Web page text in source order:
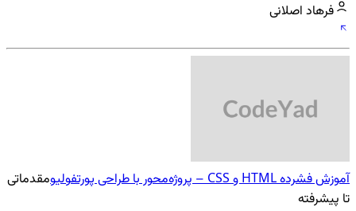
فرهاد اصلانی
آموزش فشرده HTML و CSS – پروژه‌محور با طراحی پورتفولیو
مقدماتی
تا پیشرفته